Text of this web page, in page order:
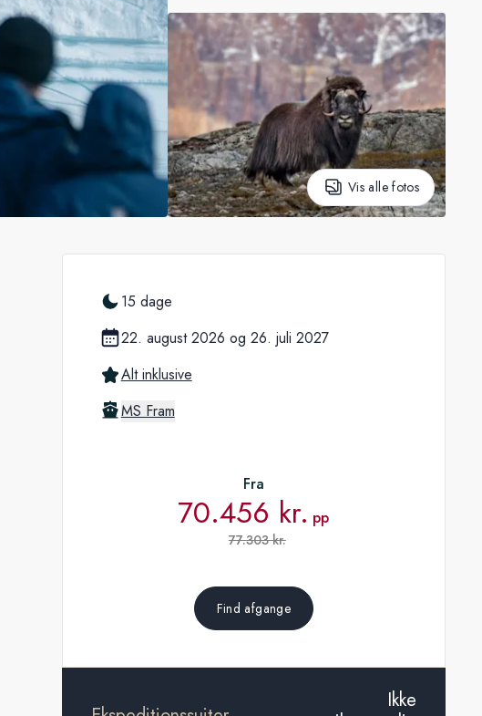
Vis alle fotos
15 dage
22. august 2026 og 26. juli 2027
Alt inklusive
MS Fram
Fra
70.456 kr. pp
77.303 kr.
Find afgange
Ikke